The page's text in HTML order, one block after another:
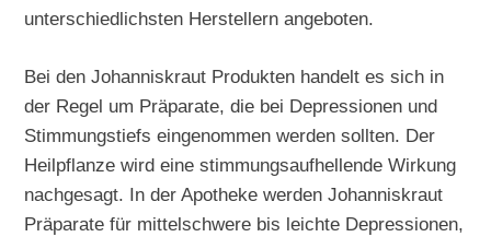
unterschiedlichsten Herstellern angeboten.
Bei den Johanniskraut Produkten handelt es sich in
der Regel um Präparate, die bei Depressionen und
Stimmungstiefs eingenommen werden sollten. Der
Heilpflanze wird eine stimmungsaufhellende Wirkung
nachgesagt. In der Apotheke werden Johanniskraut
Präparate für mittelschwere bis leichte Depressionen,